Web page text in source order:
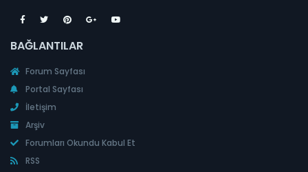
BAĞLANTILAR
Forum Sayfası
Portal Sayfası
İletişim
Arşiv
Forumları Okundu Kabul Et
RSS